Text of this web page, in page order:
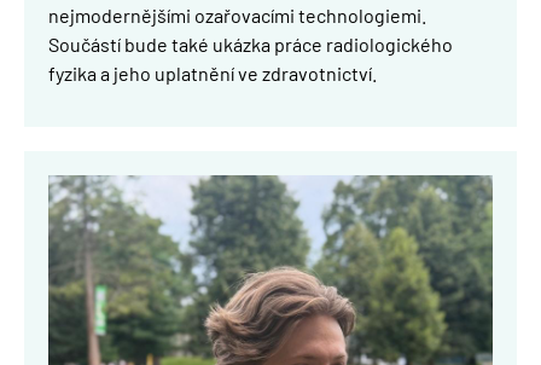
nejmodernějšími ozařovacími technologiemi.
Součástí bude také ukázka práce radiologického
fyzika a jeho uplatnění ve zdravotnictví.
Obrázek